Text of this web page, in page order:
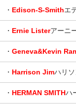
・ Edison-S-Smithエ
・ Ernie Listerアーニ
・ Geneva&Kevin
・ Harrison Jimハリ
・ HERMAN SMITHハ